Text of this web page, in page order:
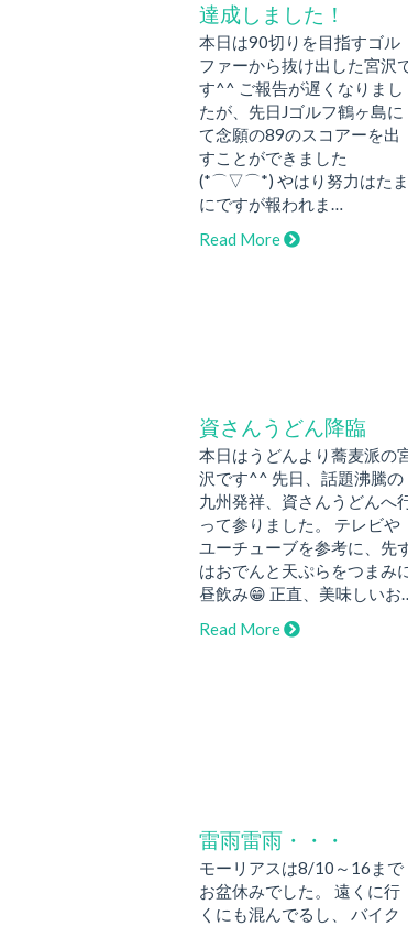
達成しました！
本日は90切りを目指すゴル
ファーから抜け出した宮沢
す^^ ご報告が遅くなりまし
たが、先日Jゴルフ鶴ヶ島に
て念願の89のスコアーを出
すことができました
(*⌒▽⌒*) やはり努力はたま
にですが報われま…
Read More
資さんうどん降臨
本日はうどんより蕎麦派の
沢です^^ 先日、話題沸騰の
九州発祥、資さんうどんへ
って参りました。 テレビや
ユーチューブを参考に、先
はおでんと天ぷらをつまみ
昼飲み😁 正直、美味しいお
Read More
雷雨雷雨・・・
モーリアスは8/10～16まで
お盆休みでした。 遠くに行
くにも混んでるし、 バイク